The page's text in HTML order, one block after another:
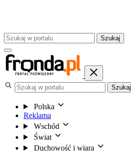
Szukaj
Szukaj
Polska
Reklama
Wschód
Świat
Duchowość i wiara